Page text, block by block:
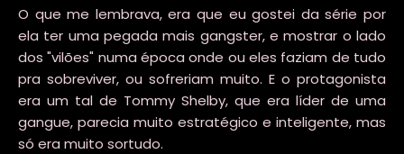
O que me lembrava, era que eu gostei da série por
ela ter uma pegada mais gangster, e mostrar o lado
dos "vilões" numa época onde ou eles faziam de tudo
pra sobreviver, ou sofreriam muito. E o protagonista
era um tal de Tommy Shelby, que era líder de uma
gangue, parecia muito estratégico e inteligente, mas
só era muito sortudo.